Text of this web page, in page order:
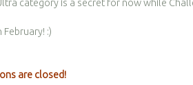
category is a secret for now while
February! :)
are closed!